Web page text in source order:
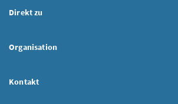
Direkt zu
Organisation
Kontakt